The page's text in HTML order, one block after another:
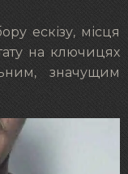
ескізу, місця
на ключицях
значущим